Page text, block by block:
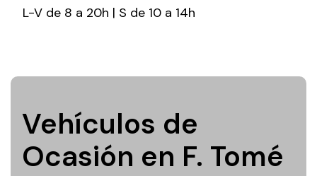
L-V de 8 a 20h | S de 10 a 14h
Vehículos de
Ocasión en F. Tomé